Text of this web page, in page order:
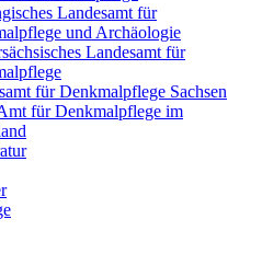
Landesamt für
und Archäologie
Landesamt für
für Denkmalpflege Sachsen
für Denkmalpflege im